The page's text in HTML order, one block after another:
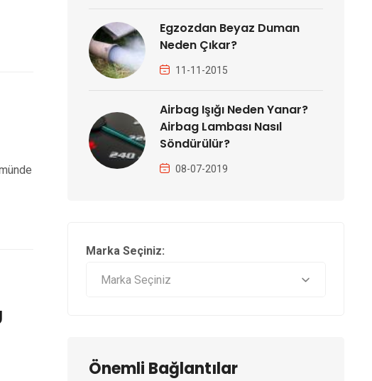
Egzozdan Beyaz Duman
Neden Çıkar?
11-11-2015
Airbag Işığı Neden Yanar?
Airbag Lambası Nasıl
Söndürülür?
08-07-2019
Marka Seçiniz:
Önemli Bağlantılar